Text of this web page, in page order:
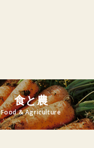
食と農
Food & Agriculture